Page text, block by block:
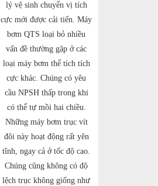
lý vệ sinh chuyển vị tích
cực mới được cải tiến. Máy
bơm QTS loại bỏ nhiều
vấn đề thường gặp ở các
loại máy bơm thể tích tích
cực khác. Chúng có yêu
cầu NPSH thấp trong khi
có thể tự mồi hai chiều.
Những máy bơm trục vít
đôi này hoạt động rất yên
tĩnh, ngay cả ở tốc độ cao.
Chúng cũng không có độ
lệch trục không giống như